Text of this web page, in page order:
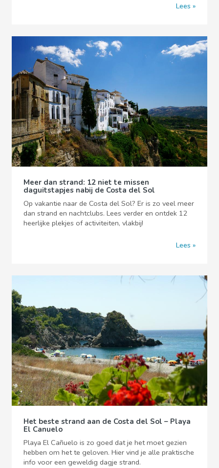
Lees
Meer dan strand: 12 niet te missen
daguitstapjes nabij de Costa del Sol
Op vakantie naar de Costa del Sol? Er is zo veel meer
dan strand en nachtclubs. Lees verder en ontdek 12
heerlijke plekjes of activiteiten, vlakbij!
Lees
Het beste strand aan de Costa del Sol – Playa
El Canuelo
Playa El Cañuelo is zo goed dat je het moet gezien
hebben om het te geloven. Hier vind je alle praktische
info voor een geweldig dagje strand.